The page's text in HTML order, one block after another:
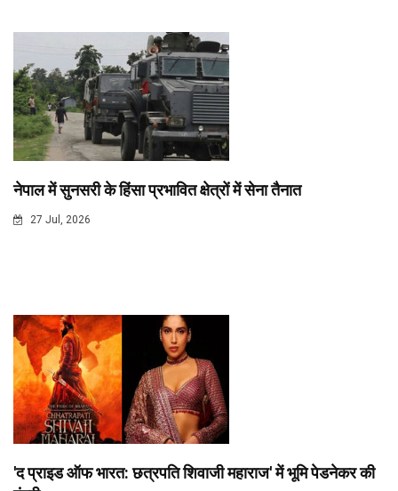
नेपाल में सुनसरी के हिंसा प्रभावित क्षेत्रों में सेना तैनात
27 Jul, 2026
'द प्राइड ऑफ भारत: छत्रपति शिवाजी महाराज' में भूमि पेडनेकर की